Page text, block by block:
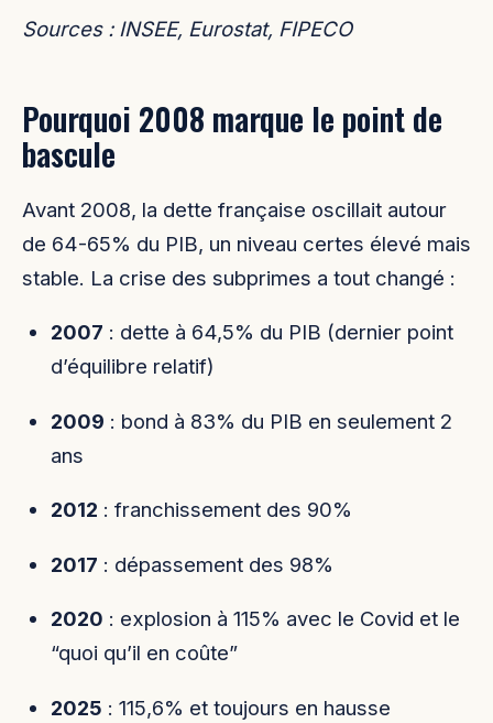
Sources : INSEE, Eurostat, FIPECO
Pourquoi 2008 marque le point de
bascule
Avant 2008, la dette française oscillait autour
de 64-65% du PIB, un niveau certes élevé mais
stable. La crise des subprimes a tout changé :
2007 : dette à 64,5% du PIB (dernier point
d’équilibre relatif)
2009 : bond à 83% du PIB en seulement 2
ans
2012 : franchissement des 90%
2017 : dépassement des 98%
2020 : explosion à 115% avec le Covid et le
“quoi qu’il en coûte”
2025 : 115,6% et toujours en hausse